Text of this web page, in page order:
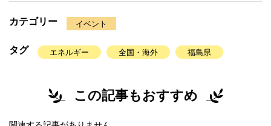
カテゴリー イベント
タグ エネルギー 全国・海外 福島県
この記事もおすすめ